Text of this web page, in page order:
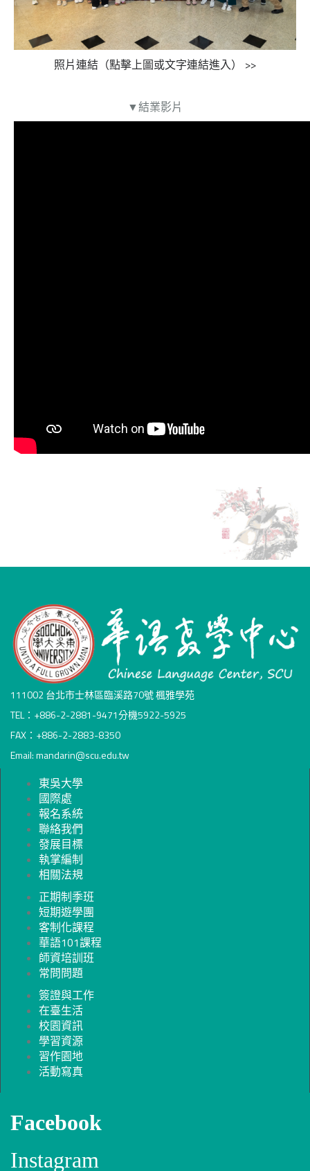
照片連結（點擊上圖或文字連結進入） >>
▼結業影片
111002 台北市士林區臨溪路70號 楓雅學苑
TEL：+886-2-2881-9471分機5922-5925
FAX：+886-2-2883-8350
Email: mandarin@scu.edu.tw
東吳大學
國際處
報名系統
聯絡我們
發展目標
執掌編制
相關法規
正期制季班
短期遊學團
客制化課程
華語101課程
師資培訓班
常問問題
簽證與工作
在臺生活
校園資訊
學習資源
習作園地
活動寫真
Facebook
Instagram